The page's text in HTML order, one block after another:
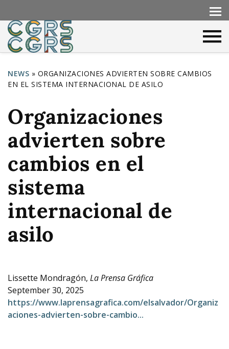
Y
o
u
a
r
e
h
e
r
e
NEWS » ORGANIZACIONES ADVIERTEN SOBRE CAMBIOS
EN EL SISTEMA INTERNACIONAL DE ASILO
Organizaciones
advierten sobre
cambios en el
sistema
internacional de
asilo
Lissette Mondragón, La Prensa Gráfica
September 30, 2025
https://www.laprensagrafica.com/elsalvador/Organiz
aciones-advierten-sobre-cambio...